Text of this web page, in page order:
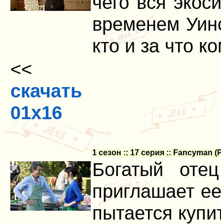
временем
кто и за что
<<
скачать
01x16
1 сезон :: 17 серия :: Fancyman
Богатый
приглашает
пытается